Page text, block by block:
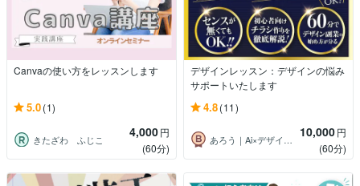
Canvaの使い方をレッスンします
5.0(1)
きたざわ ふじこ 4,000円
(60分)
デザインレッスン：デザインの悩み
サポートいたします
4.8(11)
あろう｜Ai×デザインメンター 10,000円
(60分)